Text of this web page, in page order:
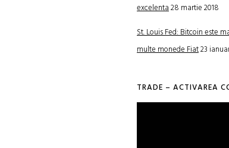
excelenta28 martie 2018
St. Louis Fed: Bitcoin este
multe monede Fiat23
TRADE – ACTIVAREA